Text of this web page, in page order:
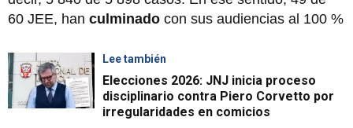
60 JEE, han culminado con sus audiencias al 100 %
Lee también
Elecciones 2026: JNJ inicia proceso
disciplinario contra Piero Corvetto por
irregularidades en comicios